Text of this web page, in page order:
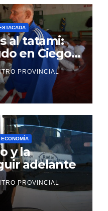
al tatami:
en Ciego
PROVINCIAL
ECONOMÍA
y la
adelante
PROVINCIAL